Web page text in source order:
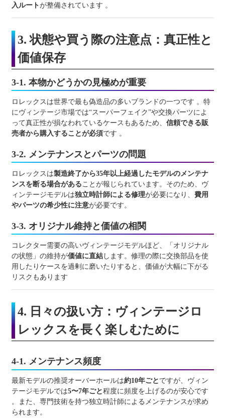
入ルートが整備されています 。
3. 状態や買う際の注意点：真正性と
価値保存
3-1. 本物かどうかの見極めが重要
ロレックスは世界で最も偽造品の多いブランドの一つです 。特
にヴィンテージ市場では“スーパーフェイク”や交換パーツによ
って真正性が損なわれているケースもあるため、 信頼できる販
売者から購入することが必須です 。
3-2. メンテナンスとパーツの問題
ロレックスは製造終了から35年以上経過したモデルのメンテナ
ンスを断る場合がある ことが報じられています。そのため、ヴ
ィンテージモデルは独立時計師による修理が必要になり、 費用
やパーツの希少性に注意が必要です。
3-3. オリジナル維持と価値の相関
コレクター需要の高いヴィンテージモデルほど、「オリジナル
の状態」の維持が価値に直結します。修理の際に交換部品を使
用したりケースを過剰に磨いたりすると、価値が大幅に下がる
リスクもあります
4. 日々の扱い方：ヴィンテージロ
レックスを長く楽しむために
4-1. メンテナンス頻度
最新モデルの推奨オーバーホールは約10年ごと ですが、ヴィン
テージモデルでは5〜7年ごと程度に頻度を上げるのが安心です
。また、専門技術を持つ独立時計師によるメンテナンスが求め
られます。